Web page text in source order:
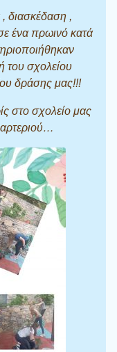
διασκέδαση ,
ένα πρωινό κατά
του σχολείου
δράσης μας!!!
στο σχολείο μας